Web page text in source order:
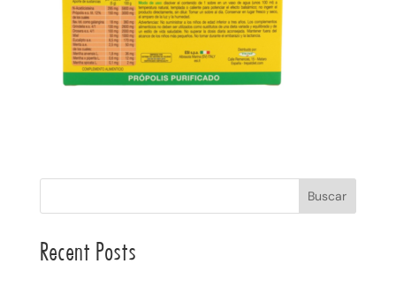
Buscar
Recent Posts